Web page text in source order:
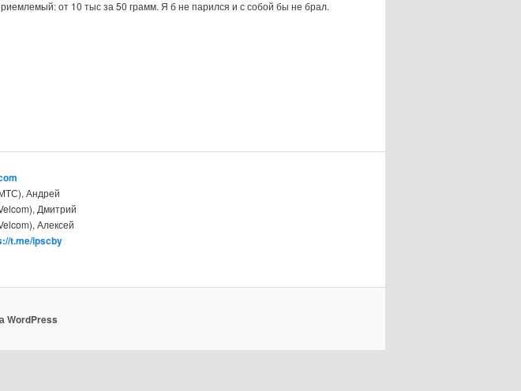
от 10 тыс за 50 грамм. Я б не парился и с собой бы не брал.
Андрей
Дмитрий
Алексей
t.me/ipscby
WordPress